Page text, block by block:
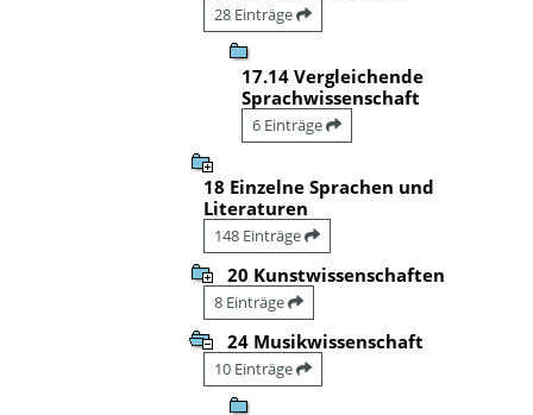
28 Einträge
17.14 Vergleichende
Sprachwissenschaft
6 Einträge
18 Einzelne Sprachen und
Literaturen
148 Einträge
20 Kunstwissenschaften
8 Einträge
24 Musikwissenschaft
10 Einträge